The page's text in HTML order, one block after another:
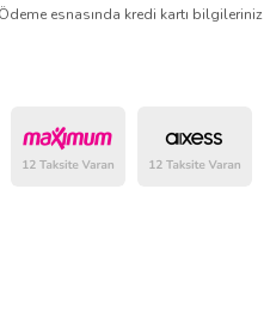
esnasında kredi kartı bilgileriniz